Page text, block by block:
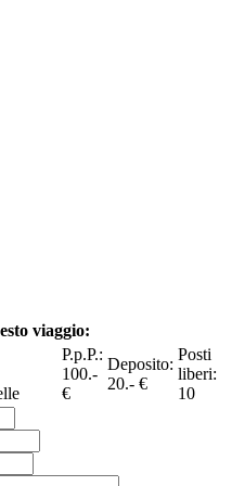
viaggio:
P.p.P.:
100.-
€
Deposito:
20.- €
Posti
liberi:
10